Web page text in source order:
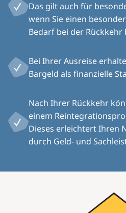
Das gilt auch für
wenn Sie einen
Bedarf bei der Rückkehr
Bei Ihrer Ausreise
Bargeld als finanzielle
Nach Ihrer Rückkehr
einem
Dieses erleichtert Ihren
durch Geld- und